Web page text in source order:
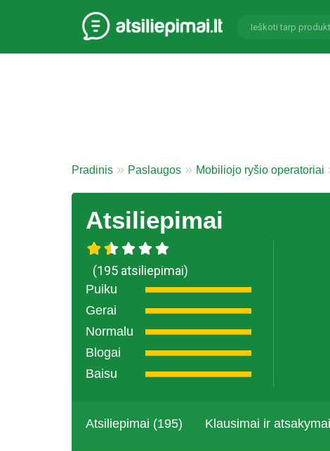
Pradinis Paslaugos Mobiliojo ryšio operatoriai
Atsiliepimai
(195 atsiliepimai)
Puiku
Gerai
Normalu
Blogai
Baisu
Atsiliepimai (195) Klausimai ir atsakymai